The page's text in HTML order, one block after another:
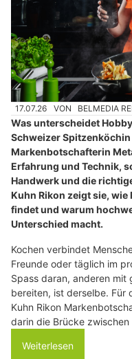
17.07.26 VON BELMEDIA
Was unterscheidet
Schweizer
Markenbotschafterin
Erfahrung und Technik,
Handwerk und die
Kuhn Rikon zeigt sie,
findet und warum
Unterschied macht.
Kochen verbindet
Freunde oder täglich im
Spass daran, anderen mit
bereiten, ist derselbe. Für
Kuhn Rikon
darin die Brücke
Weiterlesen